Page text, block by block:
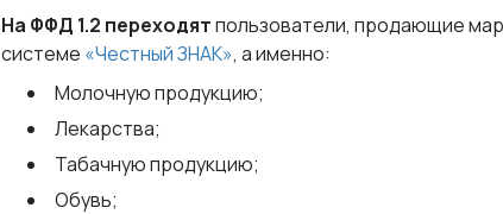
На ФФД 1.2 переходятпользователи, продающие
системе «Честный ЗНАК», а именно:
Молочную продукцию;
Лекарства;
Табачную продукцию;
Обувь;